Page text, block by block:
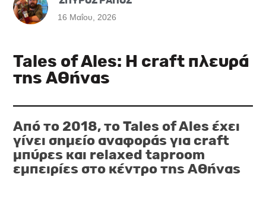
16 Μαΐου, 2026
Tales of Ales: Η craft πλευρά
της Αθήνας
Από το 2018, τοTales of Ales έχει
γίνει σημείο αναφοράς για craft
μπύρες και relaxed taproom
εμπειρίες στο κέντρο της Αθήνας